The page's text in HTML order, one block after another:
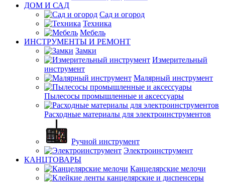
ДОМ И САД
Сад и огород
Техника
Мебель
ИНСТРУМЕНТЫ И РЕМОНТ
Замки
Измерительный
инструмент
Малярный инструмент
Пылесосы промышленные и аксессуары
Расходные материалы для электроинструментов
Ручной инструмент
Электроинструмент
КАНЦТОВАРЫ
Канцелярские мелочи